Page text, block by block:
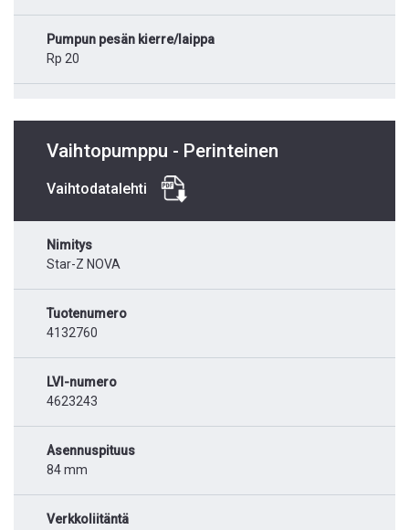
Pumpun pesän kierre/laippa
Rp 20
Vaihtopumppu - Perinteinen
Vaihtodatalehti
Nimitys
Star-Z NOVA
Tuotenumero
4132760
LVI-numero
4623243
Asennuspituus
84 mm
Verkkoliitäntä